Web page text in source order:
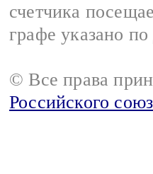
счетчика
графе указано
© Все права
Российского